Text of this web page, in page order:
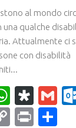
al mondo
una qualche
Attualmente ci
con disabilità
CopyPrint